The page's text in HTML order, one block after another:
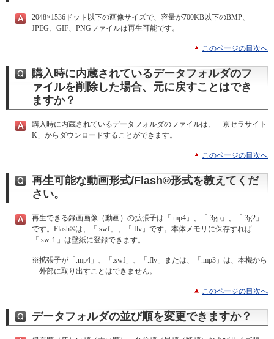
2048×1536ドット以下の画像サイズで、容量が700KB以下のBMP、
JPEG、GIF、PNGファイルは再生可能です。
このページの目次へ
購入時に内蔵されているデータフォルダのフ
ァイルを削除した場合、元に戻すことはでき
ますか？
購入時に内蔵されているデータフォルダのファイルは、「京セラサイト
K」からダウンロードすることができます。
このページの目次へ
再生可能な動画形式/Flash®形式を教えてくだ
さい。
再生できる録画画像（動画）の拡張子は「.mp4」、「.3gp」、「.3g2」
です。Flash®は、「.swf」、「.flv」です。本体メモリに保存すれば
「.swｆ」は壁紙に登録できます。
※拡張子が「.mp4」、「.swf」、「.flv」または、「.mp3」は、本機から
外部に取り出すことはできません。
このページの目次へ
データフォルダの並び順を変更できますか？